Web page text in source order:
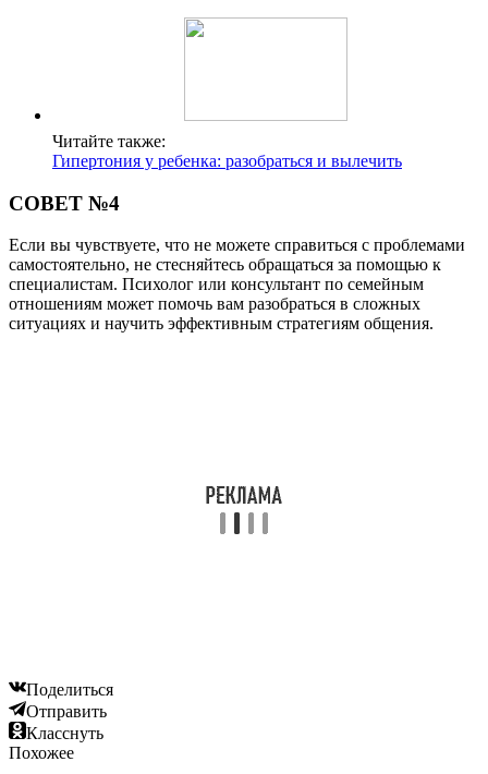
Читайте также:
Гипертония у ребенка: разобраться и вылечить
СОВЕТ №4
Если вы чувствуете, что не можете справиться с проблемами
самостоятельно, не стесняйтесь обращаться за помощью к
специалистам. Психолог или консультант по семейным
отношениям может помочь вам разобраться в сложных
ситуациях и научить эффективным стратегиям общения.
Поделиться
Отправить
Класснуть
Похожее